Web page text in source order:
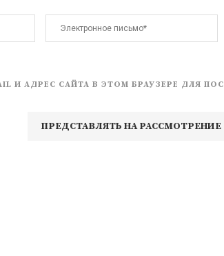
И АДРЕС САЙТА В ЭТОМ БРАУЗЕРЕ ДЛЯ